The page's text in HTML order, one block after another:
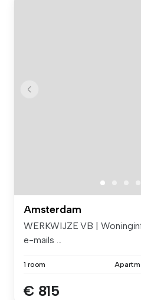
Amsterdam
WERKWIJZE VB |
e-mails ...
1 room
€ 815